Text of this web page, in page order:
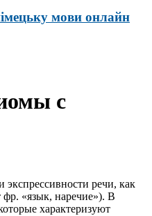
мови онлайн
с
экспрессивности речи, как
«язык, наречие»). В
характеризуют